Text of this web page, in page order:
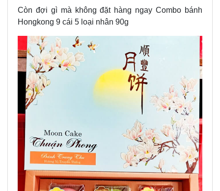
Còn đợi gì mà không đặt hàng ngay Combo bánh
Hongkong 9 cái 5 loại nhân 90g